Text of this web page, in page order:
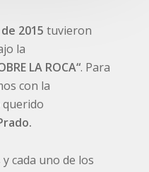
2015 tuvieron
la
LA ROCA“. Para
con la
.
cada uno de los